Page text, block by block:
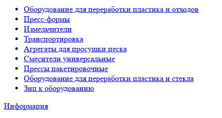
Оборудование для переработки пластика и отходов
Пресс-формы
Измельчители
Транспортировка
Агрегаты для просушки песка
Смесители универсальные
Прессы пакетировочные
Оборудование для переработки пластика и стекла
Зип к оборудованию
Информация